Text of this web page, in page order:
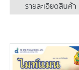
รายละเอียดสินค้า